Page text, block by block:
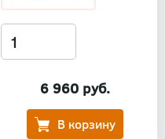
6 960 руб.